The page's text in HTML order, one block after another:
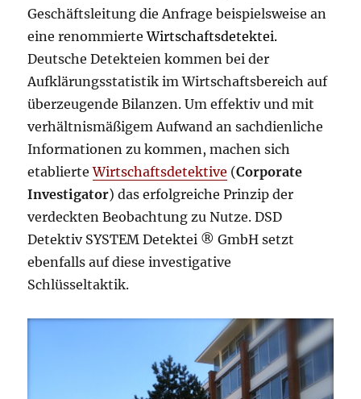
Geschäftsleitung die Anfrage beispielsweise an
eine renommierteWirtschaftsdetektei.
Deutsche Detekteien kommen bei der
Aufklärungsstatistik im Wirtschaftsbereich auf
überzeugende Bilanzen. Um effektiv und mit
verhältnismäßigem Aufwand an sachdienliche
Informationen zu kommen, machen sich
etablierteWirtschaftsdetektive (Corporate
Investigator) das erfolgreiche Prinzip der
verdeckten Beobachtung zu Nutze. DSD
Detektiv SYSTEM Detektei ® GmbH setzt
ebenfalls auf diese investigative
Schlüsseltaktik.